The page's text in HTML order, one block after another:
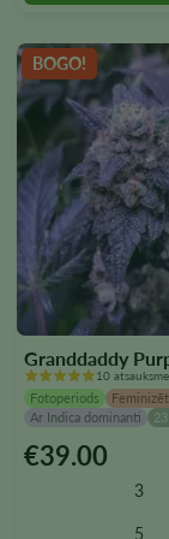
BOGO!
Granddaddy
10
Fotoperiods
Ar Indica dominanti
€39.00
3
5
Šim